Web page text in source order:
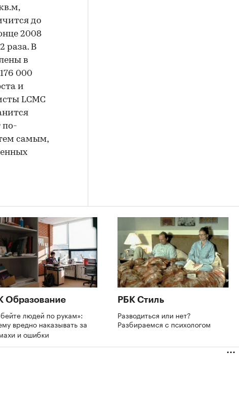
до
2008
раза. В
в
000
и
LCMC
по-
самым,
Образование
людей по рукам»:
вредно наказывать за
и ошибки
РБК Стиль
Разводиться или нет?
Разбираемся с психологом